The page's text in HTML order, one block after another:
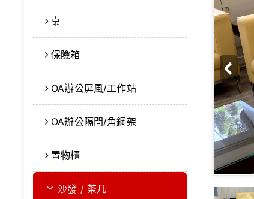
桌
保險箱
OA辦公屏風/工作站
OA辦公隔間/角鋼架
置物櫃
沙發 / 茶几